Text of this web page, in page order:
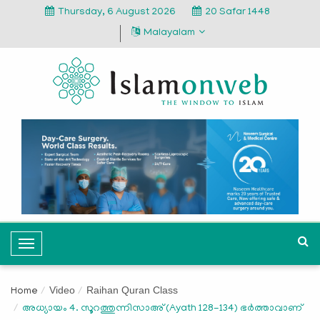
Thursday, 6 August 2026
20 Safar 1448
Malayalam
T
o
g
l
Home Video Raihan Quran Class
അധ്യായം 4. സൂറത്തുന്നിസാഅ് (Ayath 128-134) ഭര്‍ത്താവാണ്